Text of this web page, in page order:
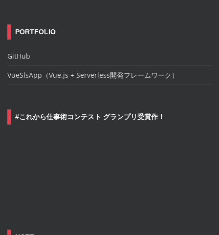
PORTFOLIO
GitHub
VueSlsApp（Vue.js + Serverless開発フレームワーク）
#これから仕事術コンテスト グランプリ受賞作！